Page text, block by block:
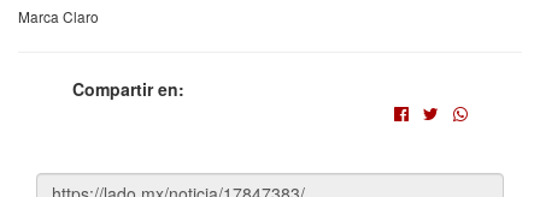
Marca Claro
Compartir en: